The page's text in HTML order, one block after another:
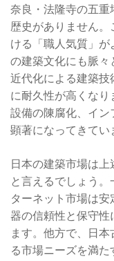
奈良・法隆寺の五重
歴史がありません
ける「職人気質」
の建築文化にも脈々
近代化による建築技
に耐久性が高くなり
設備の陳腐化、イン
顕著になってきてい
日本の建築市場は
と言えるでしょう
ターネット市場は
器の信頼性と保守性
ます。他方で、日
る市場ニーズを満